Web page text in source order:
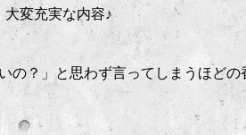
変充実な内容♪
の？」と思わず言ってしまうほどの